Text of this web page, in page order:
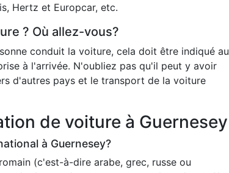
Hertz et Europcar, etc.
? Où allez-vous?
conduit la voiture, cela doit être indiqué au
à l'arrivée. N'oubliez pas qu'il peut y avoir
d'autres pays et le transport de la voiture
de voiture à Guernesey
à Guernesey?
(c'est-à-dire arabe, grec, russe ou